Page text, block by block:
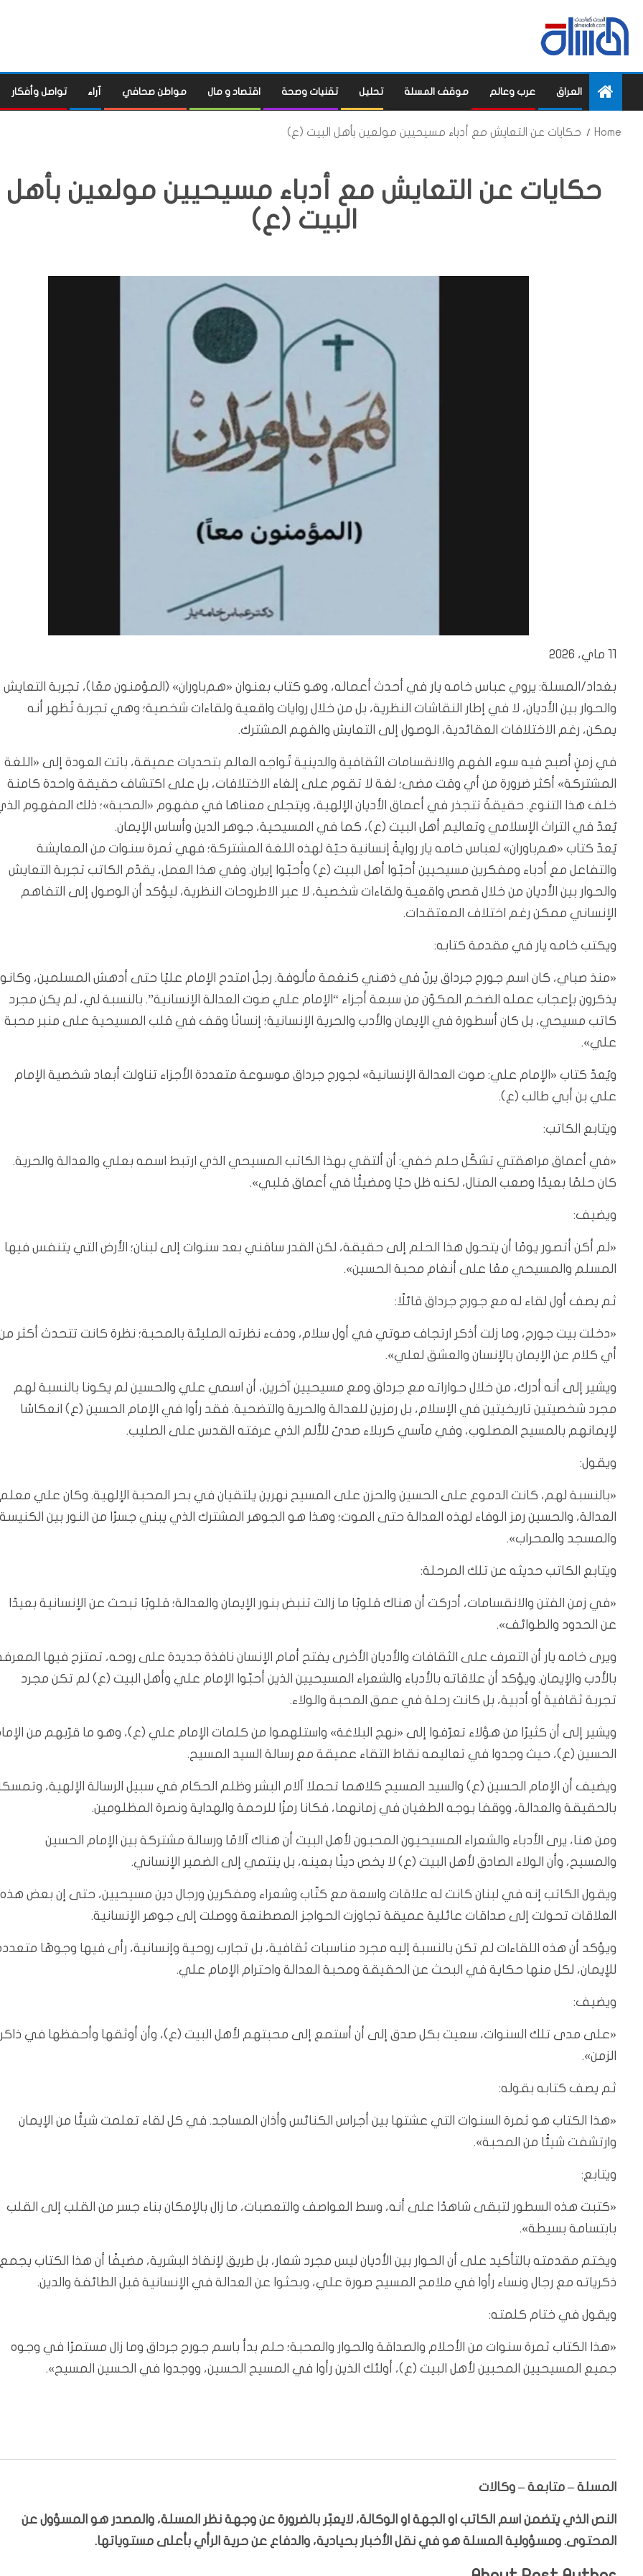
العراق عرب وعالم موقف المسلة تحليل تقنيات وصحة اقتصاد و مال مواطن صحافي آراء تواصل وأفكار
Home حكايات عن التعايش مع أدباء مسيحيين مولعين بأهل البيت (ع)
حكايات عن التعايش مع أدباء مسيحيين مولعين بأهل
البيت (ع)
11 ماي، 2026
بغداد/المسلة: يروي عباس خامه يار في أحدث أعماله، وهو كتاب بعنوان «هم‌باوران» (المؤمنون معًا)، تجربة التعايش
والحوار بين الأديان، لا في إطار النقاشات النظرية، بل من خلال روايات واقعية ولقاءات شخصية؛ وهي تجربة تُظهر أنه
يمكن، رغم الاختلافات العقائدية، الوصول إلى التعايش والفهم المشترك.
في زمنٍ أصبح فيه سوء الفهم والانقسامات الثقافية والدينية تُواجه العالم بتحديات عميقة، باتت العودة إلى «اللغة
المشتركة» أكثر ضرورة من أي وقت مضى؛ لغة لا تقوم على إلغاء الاختلافات، بل على اكتشاف حقيقة واحدة كامنة
خلف هذا التنوع. حقيقةٌ تتجذر في أعماق الأديان الإلهية، ويتجلى معناها في مفهوم «المحبة»؛ ذلك المفهوم
يُعدّ في التراث الإسلامي وتعاليم أهل البيت (ع)، كما في المسيحية، جوهر الدين وأساس الإيمان.
يُعدّ كتاب «هم‌باوران» لعباس خامه يار روايةً إنسانية حيّة لهذه اللغة المشتركة؛ فهي ثمرة سنوات من المعايشة
والتفاعل مع أدباء ومفكرين مسيحيين أحبّوا أهل البيت (ع) وأحبّوا إيران. وفي هذا العمل، يقدّم الكاتب تجربة التعايش
والحوار بين الأديان من خلال قصص واقعية ولقاءات شخصية، لا عبر الاطروحات النظرية، ليؤكد أن الوصول إلى التفاهم
الإنساني ممكن رغم اختلاف المعتقدات.
ويكتب خامه يار في مقدمة كتابه:
«منذ صباي، كان اسم جورج جرداق يرنّ في ذهني كنغمة مألوفة. رجلٌ امتدح الإمام عليًا حتى أدهش المسلمين،
يذكرون بإعجاب عمله الضخم المكوّن من سبعة أجزاء “الإمام علي صوت العدالة الإنسانية”. بالنسبة لي، لم يكن مجرد
كاتب مسيحي، بل كان أسطورة في الإيمان والأدب والحرية الإنسانية؛ إنسانًا وقف في قلب المسيحية على منبر محبة
علي».
ويُعدّ كتاب «الإمام علي: صوت العدالة الإنسانية» لجورج جرداق موسوعة متعددة الأجزاء تناولت أبعاد شخصية الإمام
علي بن أبي طالب (ع).
ويتابع الكاتب:
«في أعماق مراهقتي تشكّل حلم خفي: أن ألتقي بهذا الكاتب المسيحي الذي ارتبط اسمه بعلي والعدالة والحرية.
كان حلمًا بعيدًا وصعب المنال، لكنه ظل حيًا ومضيئًا في أعماق قلبي».
ويضيف:
«لم أكن أتصور يومًا أن يتحول هذا الحلم إلى حقيقة، لكن القدر ساقني بعد سنوات إلى لبنان؛ الأرض التي يتنفس فيها
المسلم والمسيحي معًا على أنغام محبة الحسين».
ثم يصف أول لقاء له مع جورج جرداق قائلًا:
«دخلت بيت جورج، وما زلت أذكر ارتجاف صوتي في أول سلام، ودفء نظرته المليئة بالمحبة؛ نظرة كانت تتحدث أكثر
أي كلام عن الإيمان بالإنسان والعشق لعلي».
ويشير إلى أنه أدرك، من خلال حواراته مع جرداق ومع مسيحيين آخرين، أن اسمي علي والحسين لم يكونا بالنسبة لهم
مجرد شخصيتين تاريخيتين في الإسلام، بل رمزين للعدالة والحرية والتضحية. فقد رأوا في الإمام الحسين (ع) انعكاسًا
لإيمانهم بالمسيح المصلوب، وفي مآسي كربلاء صدىً للألم الذي عرفته القدس على الصليب.
ويقول:
«بالنسبة لهم، كانت الدموع على الحسين والحزن على المسيح نهرين يلتقيان في بحر المحبة الإلهية. وكان علي معلم
العدالة، والحسين رمز الوفاء لهذه العدالة حتى الموت؛ وهذا هو الجوهر المشترك الذي يبني جسرًا من النور بين الكنيسة
والمسجد والمحراب».
ويتابع الكاتب حديثه عن تلك المرحلة:
«في زمن الفتن والانقسامات، أدركت أن هناك قلوبًا ما زالت تنبض بنور الإيمان والعدالة؛ قلوبًا تبحث عن الإنسانية بعيدًا
عن الحدود والطوائف».
ويرى خامه يار أن التعرف على الثقافات والأديان الأخرى يفتح أمام الإنسان نافذة جديدة على روحه، تمتزج فيها
بالأدب والإيمان. ويؤكد أن علاقاته بالأدباء والشعراء المسيحيين الذين أحبّوا الإمام علي وأهل البيت (ع) لم تكن مجرد
تجربة ثقافية أو أدبية، بل كانت رحلة في عمق المحبة والولاء.
ويشير إلى أن كثيرًا من هؤلاء تعرّفوا إلى «نهج البلاغة» واستلهموا من كلمات الإمام علي (ع)، وهو ما قرّبهم من
الحسين (ع)، حيث وجدوا في تعاليمه نقاط التقاء عميقة مع رسالة السيد المسيح.
ويضيف أن الإمام الحسين (ع) والسيد المسيح كلاهما تحملا آلام البشر وظلم الحكام في سبيل الرسالة الإلهية،
بالحقيقة والعدالة، ووقفا بوجه الطغيان في زمانهما، فكانا رمزًا للرحمة والهداية ونصرة المظلومين.
ومن هنا، يرى الأدباء والشعراء المسيحيون المحبون لأهل البيت أن هناك آلامًا ورسالة مشتركة بين الإمام الحسين
والمسيح، وأن الولاء الصادق لأهل البيت (ع) لا يخص دينًا بعينه، بل ينتمي إلى الضمير الإنساني.
ويقول الكاتب إنه في لبنان كانت له علاقات واسعة مع كتّاب وشعراء ومفكرين ورجال دين مسيحيين، حتى إن بعض هذه
العلاقات تحولت إلى صداقات عائلية عميقة تجاوزت الحواجز المصطنعة ووصلت إلى جوهر الإنسانية.
ويؤكد أن هذه اللقاءات لم تكن بالنسبة إليه مجرد مناسبات ثقافية، بل تجارب روحية وإنسانية، رأى فيها وجوهًا
للإيمان، لكل منها حكاية في البحث عن الحقيقة ومحبة العدالة واحترام الإمام علي.
ويضيف:
«على مدى تلك السنوات، سعيت بكل صدق إلى أن أستمع إلى محبتهم لأهل البيت (ع)، وأن أوثقها وأحفظها في
الزمن».
ثم يصف كتابه بقوله:
«هذا الكتاب هو ثمرة السنوات التي عشتها بين أجراس الكنائس وأذان المساجد. في كل لقاء تعلمت شيئًا من الإيمان
وارتشفت شيئًا من المحبة».
ويتابع:
«كتبت هذه السطور لتبقى شاهدًا على أنه، وسط العواصف والتعصبات، ما زال بالإمكان بناء جسر من القلب إلى القلب
بابتسامة بسيطة».
ويختم مقدمته بالتأكيد على أن الحوار بين الأديان ليس مجرد شعار، بل طريق لإنقاذ البشرية، مضيفًا أن هذا الكتاب يجمع
ذكرياته مع رجال ونساء رأوا في ملامح المسيح صورة علي، وبحثوا عن العدالة في الإنسانية قبل الطائفة والدين.
ويقول في ختام كلمته:
«هذا الكتاب ثمرة سنوات من الأحلام والصداقة والحوار والمحبة؛ حلم بدأ باسم جورج جرداق وما زال مستمرًا في وجوه
جميع المسيحيين المحبين لأهل البيت (ع)، أولئك الذين رأوا في المسيح الحسين، ووجدوا في الحسين المسيح».
المسلة – متابعة – وكالات
النص الذي يتضمن اسم الكاتب او الجهة او الوكالة، لايعبّر بالضرورة عن وجهة نظر المسلة، والمصدر هو المسؤول عن
المحتوى. ومسؤولية المسلة هو في نقل الأخبار بحيادية، والدفاع عن حرية الرأي بأعلى مستوياتها.